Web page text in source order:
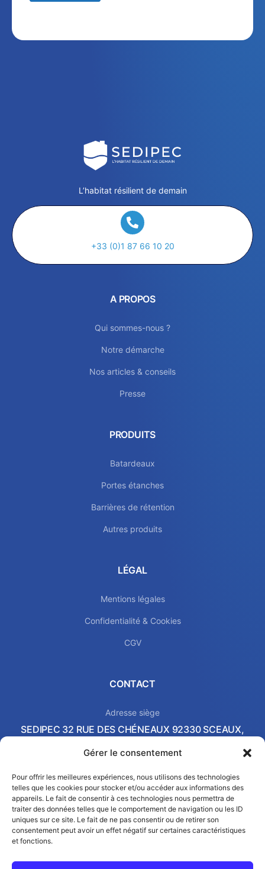
Gérer le consentement
Pour offrir les meilleures expériences, nous utilisons des technologies
telles que les cookies pour stocker et/ou accéder aux informations des
appareils. Le fait de consentir à ces technologies nous permettra de
traiter des données telles que le comportement de navigation ou les ID
uniques sur ce site. Le fait de ne pas consentir ou de retirer son
consentement peut avoir un effet négatif sur certaines caractéristiques
et fonctions.
L’habitat résilient de demain
+33 (0)1 87 66 10 20
A PROPOS
Qui sommes-nous ?
Notre démarche
Nos articles & conseils
Presse
PRODUITS
Batardeaux
Portes étanches
Barrières de rétention
Autres produits
LÉGAL
Mentions légales
Confidentialité & Cookies
CGV
CONTACT
Adresse siège
SEDIPEC 32 RUE DES CHÉNEAUX 92330 SCEAUX,
Local commercial & Showroom
2 AVENUE PIERRE-GILLES DE GENNES 37540 SAINT-
CYR-SUR-LOIRE, FRANCE
Email
contact@sedipec.com